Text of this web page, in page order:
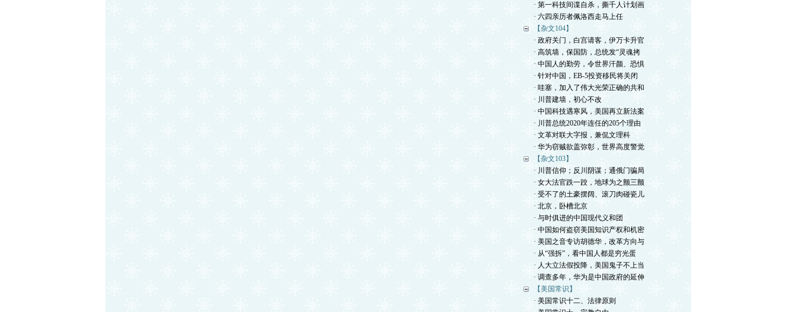
· 第一科技间谍自杀，撕千人计划画
· 六四亲历者佩洛西走马上任
【杂文104】
· 政府关门，白宫请客，伊万卡升官
· 高筑墙，保国防，总统发“灵魂拷
· 中国人的勤劳，令世界汗颜、恐惧
· 针对中国，EB-5投资移民将关闭
· 哇塞，加入了伟大光荣正确的共和
· 川普建墙，初心不改
· 中国科技遇寒风，美国再立新法案
· 川普总统2020年连任的205个理由
· 文革对联大字报，兼侃文理科
· 华为窃贼欲盖弥彰，世界高度警觉
【杂文103】
· 川普信仰；反川阴谋；通俄门骗局
· 女大法官跌一跤，地球为之颤三颤
· 受不了的土豪摆阔、滚刀肉碰瓷儿
· 北京，卧槽北京
· 与时俱进的中国现代义和团
· 中国如何盗窃美国知识产权和机密
· 美国之音专访胡德华，改革方向与
· 从“强拆”，看中国人都是穷光蛋
· 人大立法假投降，美国鬼子不上当
· 调查多年，华为是中国政府的延伸
【美国常识】
· 美国常识十二、法律原则